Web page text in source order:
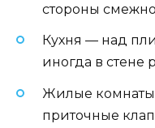
стороны
Кухня — над
иногда в стене
Жилые
приточные